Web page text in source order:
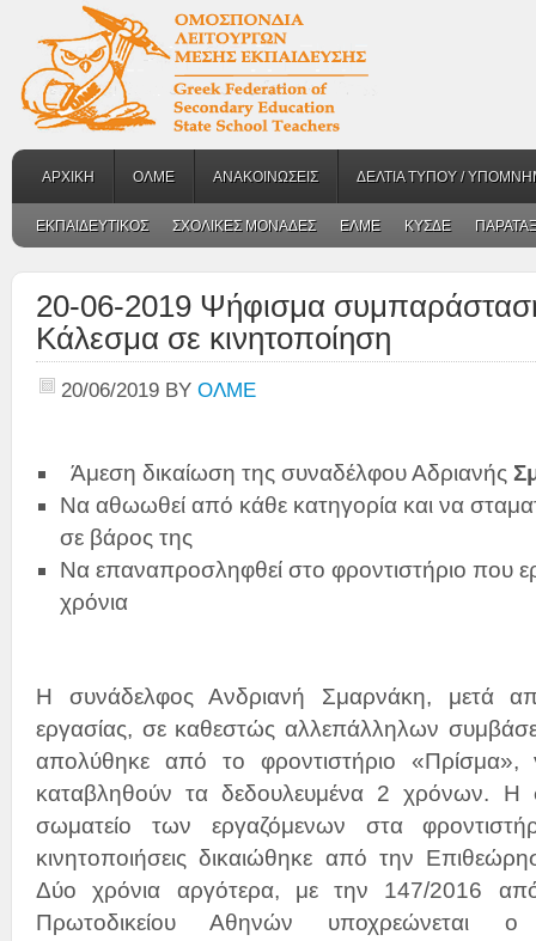
ΑΡΧΙΚΗ ΟΛΜΕ ΑΝΑΚΟΙΝΩΣΕΙΣ ΔΕΛΤΙΑ ΤΥΠΟΥ /
ΕΚΠΑΙΔΕΥΤΙΚΟΣ ΣΧΟΛΙΚΕΣ ΜΟΝΑΔΕΣ ΕΛΜΕ ΚΥΣΔΕ
20-06-2019 Ψήφισμα
Κάλεσμα σε κινητοποίηση
20/06/2019 BY ΟΛΜΕ
Άμεση δικαίωση της συναδέλφου Αδριανής
Να αθωωθεί από κάθε κατηγορία και να
σε βάρος της
Να επαναπροσληφθεί στο φροντιστήριο που
χρόνια
Η συνάδελφος Ανδριανή Σμαρνάκη, μετά
εργασίας, σε καθεστώς αλλεπάλληλων
απολύθηκε από το φροντιστήριο «Πρίσμα»,
καταβληθούν τα δεδουλευμένα 2 χρόνων. Η
σωματείο των εργαζόμενων στα
κινητοποιήσεις δικαιώθηκε από την
Δύο χρόνια αργότερα, με την 147/2016
Πρωτοδικείου Αθηνών υποχρεώνεται